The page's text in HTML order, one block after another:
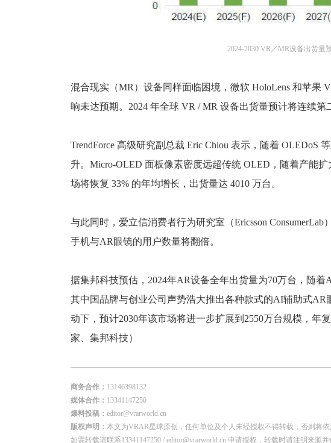
2024-2030 VR／MR设备出货量
混合现实（MR）设备同样面临困境，微软 HoloLens 和苹果
响未达预期。2024 年全球 VR / MR 设备出货量预计将连续第
TrendForce 高级研究副总裁 Eric Chiou 表示，随着 OLEDoS
升。Micro-OLED 面板像素密度远超传统 OLED，随着产能
场将恢复 33% 的年均增长，出货量达 4010 万台。
与此同时，爱立信消费者行为研究室（Ericsson
手机与AR眼镜的用户数量将翻倍。
据集邦科技预估，2024年AR设备全年出货量为70万台，随
其中国品牌与创业公司声势浩大推出各种款式的AI辅助式
动下，预计2030年该市场将进一步扩展到2550万台规模，年
家、集邦科技）
商务合作： 13146398132
媒体合作： 13341147250
爆料投稿： editor@vrarworld.cn
版权声明： 本文为VRAR星球原创，任何单位及个人未经授权不得转载，否则将依
如需转载请联系13341147250 / editor@vrarworld.cn 申请授权，转载时请注明来源